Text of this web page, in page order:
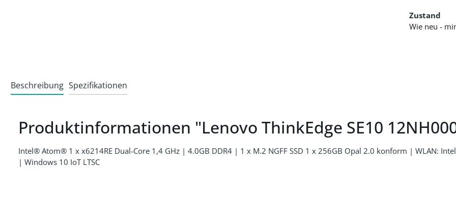
Zustand
Wie neu -
Beschreibung Spezifikationen
Produktinformationen "Lenovo ThinkEdge SE10
Intel® Atom® 1 x x6214RE Dual-Core 1,4 GHz | 4.0GB DDR4 | 1 x M.2 NGFF SSD 1 x 256GB Opal 2.0 konform | WLAN:
| Windows 10 IoT LTSC